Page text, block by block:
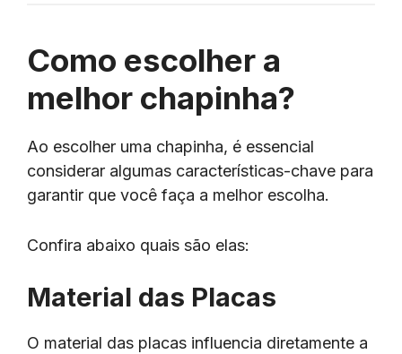
Como escolher a
melhor chapinha?
Ao escolher uma chapinha, é essencial
considerar algumas características-chave para
garantir que você faça a melhor escolha.
Confira abaixo quais são elas:
Material das Placas
O material das placas influencia diretamente a